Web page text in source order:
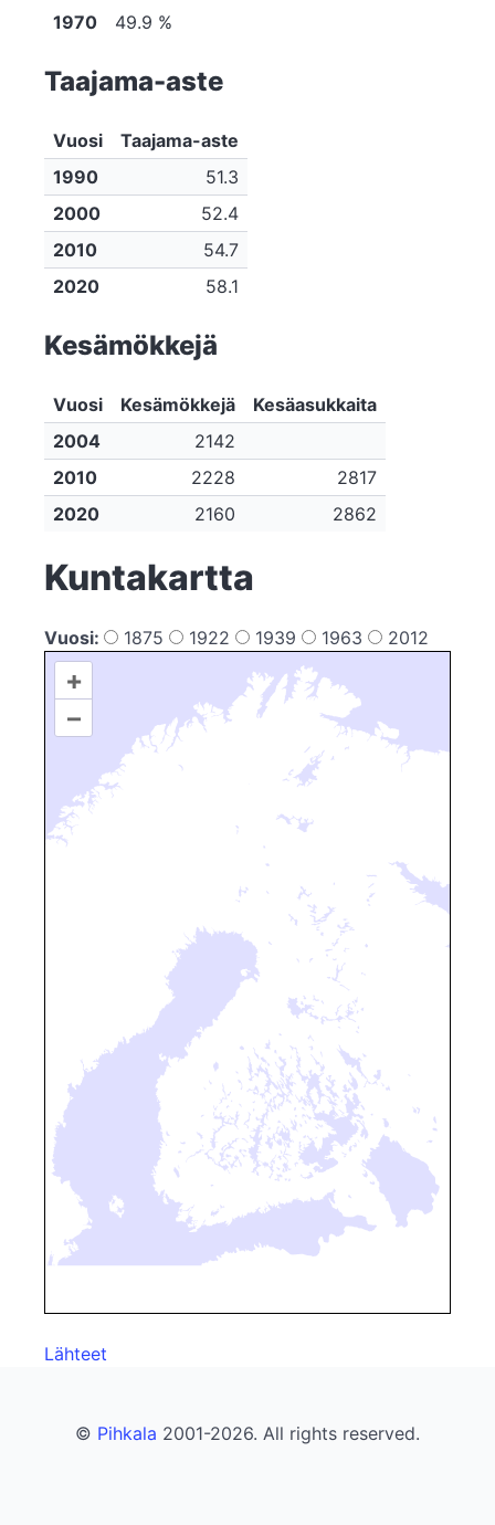
1970 49.9 %
Taajama-aste
Vuosi
Taajama-aste
1990
51.3
2000
52.4
2010
54.7
2020
58.1
Kesämökkejä
Vuosi Kesämökkejä
Kesäasukkaita
2004
2142
2010
2228
2817
2020
2160 2862
Kuntakartta
Vuosi: 1875 1922 1939 1963 2012
+
–
Lähteet
© Pihkala 2001-2026. All rights reserved.